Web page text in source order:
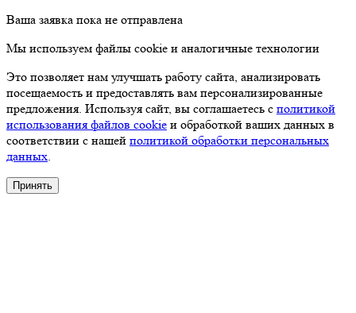
Ваша заявка пока не отправлена
Мы используем файлы cookie и аналогичные технологии
Это позволяет нам улучшать работу сайта, анализировать
посещаемость и предоставлять вам персонализированные
предложения. Используя сайт, вы соглашаетесь с политикой
использования файлов cookie и обработкой ваших данных в
соответствии с нашей политикой обработки персональных
данных.
Принять